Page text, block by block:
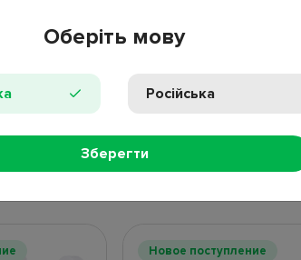
НОВИНКИ
Новое поступление
Оберіть мову
Російська
Зберегти